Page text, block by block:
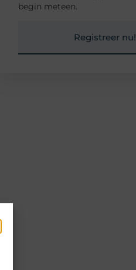
begin meteen.
Registreer nu!